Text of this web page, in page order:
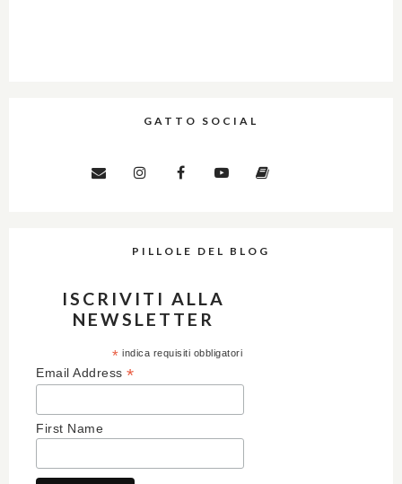
GATTO SOCIAL
PILLOLE DEL BLOG
ISCRIVITI ALLA
NEWSLETTER
* indica requisiti obbligatori
Email Address *
First Name